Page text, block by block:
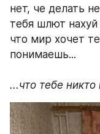
нет, че делать
тебя шлют
что мир хочет
понимаешь...
...что тебе